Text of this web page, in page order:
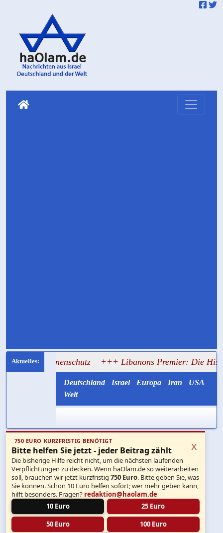
+++ Libanons Premier: Die Hisbollah half
Deutschland Israel Europa Iran
USA
Welt
750 EURO KURZFRISTIG BENÖTIGT
Bitte helfen Sie jetzt - jeder Beitrag zählt
Die bisherige Hilfe reicht nicht, um die nächsten laufenden
Verpflichtungen zu decken. Wenn haOlam.de so weiterarbeiten
soll, brauchen wir jetzt kurzfristig750 Euro. Bitte geben Sie, was
Sie können. Schon 10 Euro helfen sofort; wer mehr geben kann,
hilft besonders. Fragen? redaktion@haolam.de
10 Euro
25 Euro
50 Euro 100 Euro
x